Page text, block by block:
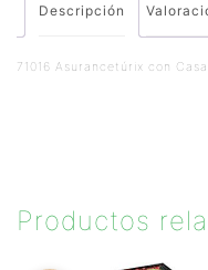
Descripción
71016 Asurancetúrix con
Productos